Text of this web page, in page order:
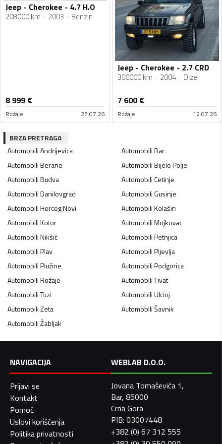
Jeep - Cherokee - 4.7 H.O
208000 km 2003 Benzin
8 999 €
Rožaje 27.07.26
Jeep - Cherokee - 2.7 CRD
300000 km 2004 Dizel
7 600€
Rožaje 12.07.26
BRZA PRETRAGA
AutomobiliAndrijevica AutomobiliBar
AutomobiliBerane AutomobiliBijelo Polje
AutomobiliBudva AutomobiliCetinje
AutomobiliDanilovgrad AutomobiliGusinje
AutomobiliHerceg Novi AutomobiliKolašin
AutomobiliKotor AutomobiliMojkovac
AutomobiliNikšić AutomobiliPetnjica
AutomobiliPlav AutomobiliPljevlja
AutomobiliPlužine AutomobiliPodgorica
AutomobiliRožaje AutomobiliTivat
AutomobiliTuzi AutomobiliUlcinj
AutomobiliZeta AutomobiliŠavnik
AutomobiliŽabljak
NAVIGACIJA
Prijavi se
Kontakt
Pomoć
Uslovi korišćenja
Politika privatnosti
WEBLAB D.O.O.
Jovana Tomaševića 1,
Bar, 85000
Crna Gora
PIB: 03007448
+382 (0) 67 312 555